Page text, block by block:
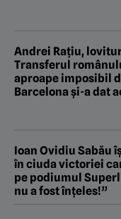
Andrei Rațiu,
Transferul
aproape imposibil
Barcelona şi-a dat
Ioan Ovidiu Sabău
în ciuda victoriei
pe podiumul
nu a fost înțeles!”